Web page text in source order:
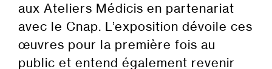
aux Ateliers Médicis en partenariat
avec le Cnap. L’exposition dévoile ces
œuvres pour la première fois au
public et entend également revenir